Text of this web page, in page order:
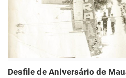
Desfile de Aniversário de